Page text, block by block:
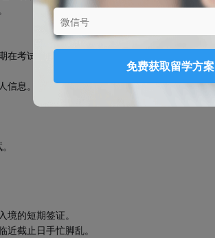
考试结束后仍有
信息。
的短期签证。
截止日手忙脚乱。
免费获取留学方案